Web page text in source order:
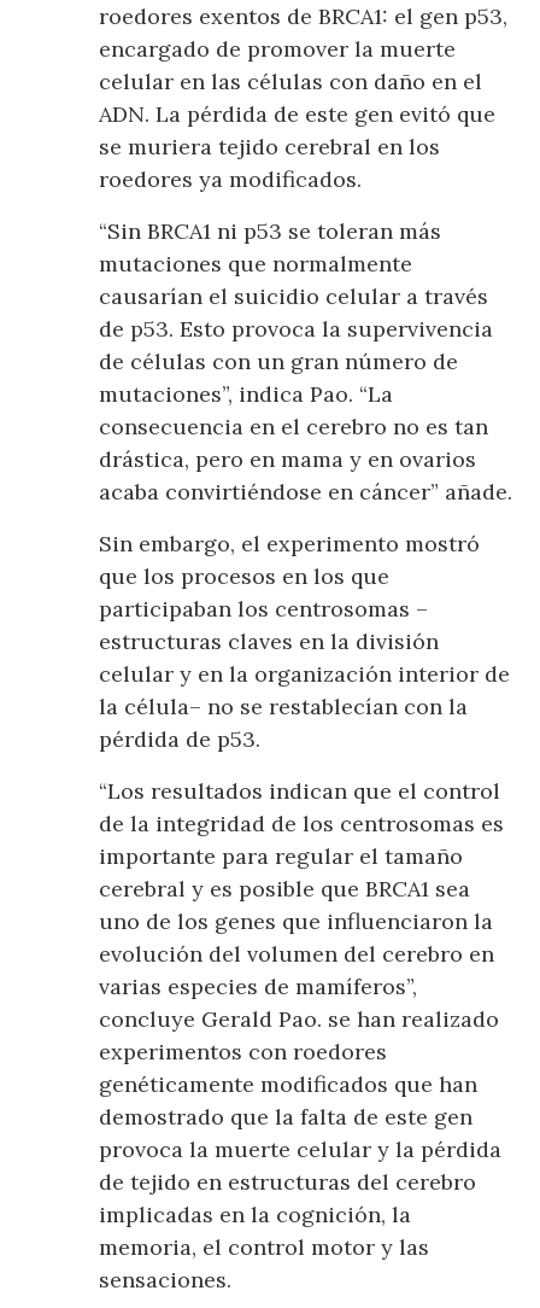
roedores exentos de BRCA1: el gen p53,
encargado de promover la muerte
celular en las células con daño en el
ADN. La pérdida de este gen evitó que
se muriera tejido cerebral en los
roedores ya modificados.
“Sin BRCA1 ni p53 se toleran más
mutaciones que normalmente
causarían el suicidio celular a través
de p53. Esto provoca la supervivencia
de células con un gran número de
mutaciones”, indica Pao. “La
consecuencia en el cerebro no es tan
drástica, pero en mama y en ovarios
acaba convirtiéndose en cáncer” añade.
Sin embargo, el experimento mostró
que los procesos en los que
participaban los centrosomas –
estructuras claves en la división
celular y en la organización interior de
la célula– no se restablecían con la
pérdida de p53.
“Los resultados indican que el control
de la integridad de los centrosomas es
importante para regular el tamaño
cerebral y es posible que BRCA1 sea
uno de los genes que influenciaron la
evolución del volumen del cerebro en
varias especies de mamíferos”,
concluye Gerald Pao. se han realizado
experimentos con roedores
genéticamente modificados que han
demostrado que la falta de este gen
provoca la muerte celular y la pérdida
de tejido en estructuras del cerebro
implicadas en la cognición, la
memoria, el control motor y las
sensaciones.